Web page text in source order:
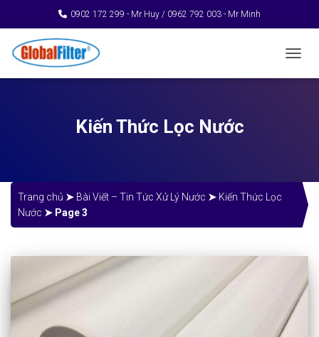
0902 172 299 - Mr Huy / 0962 792 003 - Mr Minh
Kiến Thức Lọc Nước
Trang chủ ➤ Bài Viết – Tin Tức Xử Lý Nước ➤ Kiến Thức Lọc
Nước ➤ Page 3